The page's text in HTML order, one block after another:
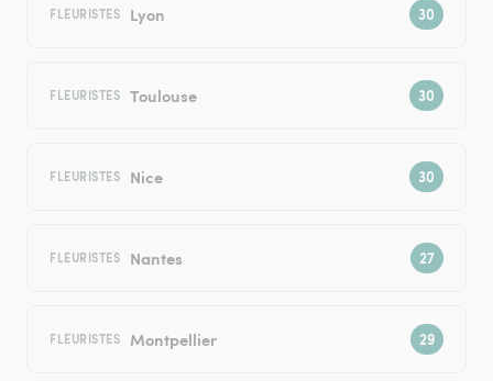
FLEURISTES Lyon
FLEURISTES Toulouse
FLEURISTES Nice
FLEURISTES Nantes
FLEURISTES Montpellier